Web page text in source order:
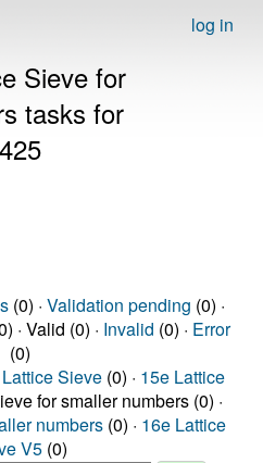
log in
Sieve for
tasks for
(0) · Validation pending (0) ·
· Valid (0) · Invalid (0) · Error
(0)
Sieve (0) · 15e Lattice
for smaller numbers (0) ·
numbers (0) · 16e Lattice
V5 (0)